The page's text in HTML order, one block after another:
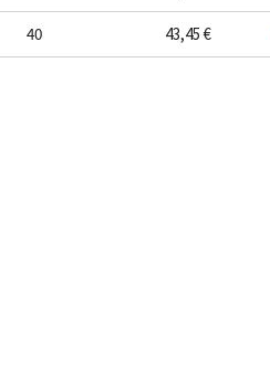
40 43,45 €